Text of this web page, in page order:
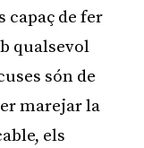
capaç de fer
qualsevol
són de
marejar la
els